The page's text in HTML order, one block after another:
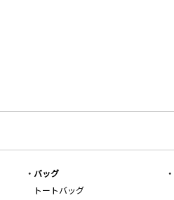
バッグ
トートバッグ